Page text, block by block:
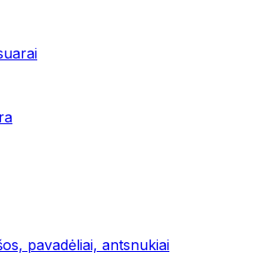
pavadėliai, antsnukiai